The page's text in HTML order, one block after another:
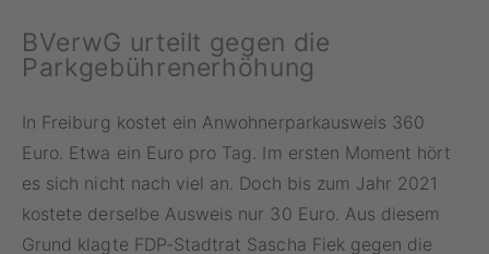
BVerwG urteilt gegen die
Parkgebührenerhöhung
In Freiburg kostet ein Anwohnerparkausweis 360
Euro. Etwa ein Euro pro Tag. Im ersten Moment hört
es sich nicht nach viel an. Doch bis zum Jahr 2021
kostete derselbe Ausweis nur 30 Euro. Aus diesem
Grund klagte FDP-Stadtrat Sascha Fiek gegen die